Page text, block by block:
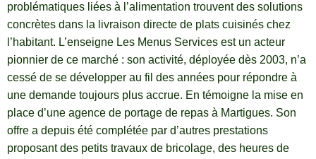
problématiques liées à l’alimentation trouvent des solutions
concrètes dans la livraison directe de plats cuisinés chez
l’habitant. L’enseigne Les Menus Services est un acteur
pionnier de ce marché : son activité, déployée dès 2003, n’a
cessé de se développer au fil des années pour répondre à
une demande toujours plus accrue. En témoigne la mise en
place d’une agence de portage de repas à Martigues. Son
offre a depuis été complétée par d’autres prestations
proposant des petits travaux de bricolage, des heures de